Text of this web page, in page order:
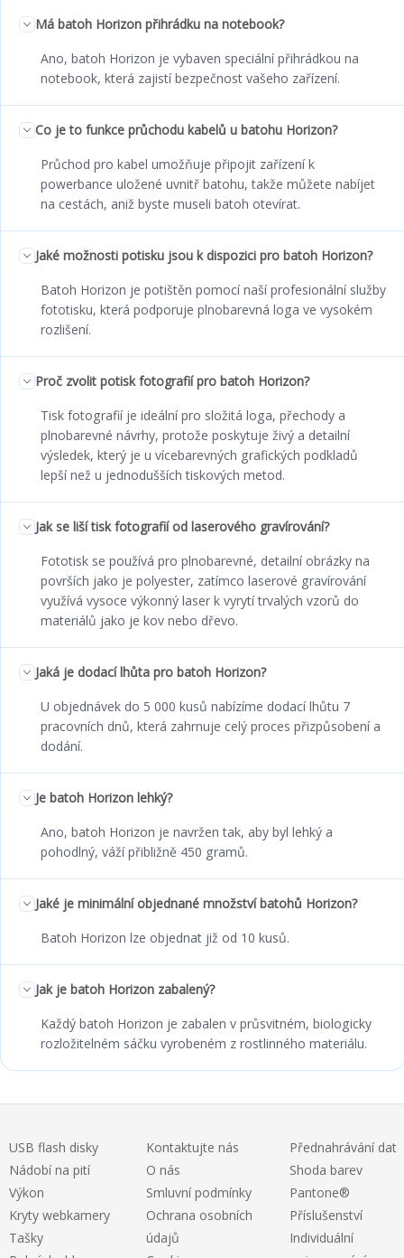
Má batoh Horizon přihrádku na notebook?
Ano, batoh Horizon je vybaven speciální přihrádkou na
notebook, která zajistí bezpečnost vašeho zařízení.
Co je to funkce průchodu kabelů u batohu Horizon?
Průchod pro kabel umožňuje připojit zařízení k
powerbance uložené uvnitř batohu, takže můžete nabíjet
na cestách, aniž byste museli batoh otevírat.
Jaké možnosti potisku jsou k dispozici pro batoh Horizon?
Batoh Horizon je potištěn pomocí naší profesionální služby
fototisku, která podporuje plnobarevná loga ve vysokém
rozlišení.
Proč zvolit potisk fotografií pro batoh Horizon?
Tisk fotografií je ideální pro složitá loga, přechody a
plnobarevné návrhy, protože poskytuje živý a detailní
výsledek, který je u vícebarevných grafických podkladů
lepší než u jednodušších tiskových metod.
Jak se liší tisk fotografií od laserového gravírování?
Fototisk se používá pro plnobarevné, detailní obrázky na
površích jako je polyester, zatímco laserové gravírování
využívá vysoce výkonný laser k vyrytí trvalých vzorů do
materiálů jako je kov nebo dřevo.
Jaká je dodací lhůta pro batoh Horizon?
U objednávek do 5 000 kusů nabízíme dodací lhůtu 7
pracovních dnů, která zahrnuje celý proces přizpůsobení a
dodání.
Je batoh Horizon lehký?
Ano, batoh Horizon je navržen tak, aby byl lehký a
pohodlný, váží přibližně 450 gramů.
Jaké je minimální objednané množství batohů Horizon?
Batoh Horizon lze objednat již od 10 kusů.
Jak je batoh Horizon zabalený?
Každý batoh Horizon je zabalen v průsvitném, biologicky
rozložitelném sáčku vyrobeném z rostlinného materiálu.
USB flash disky
Nádobí na pití
Výkon
Kryty webkamery
Tašky
Kontaktujte nás
O nás
Smluvní podmínky
Ochrana osobních
údajů
Přednahrávání dat
Shoda barev
Pantone®
Příslušenství
Individuální